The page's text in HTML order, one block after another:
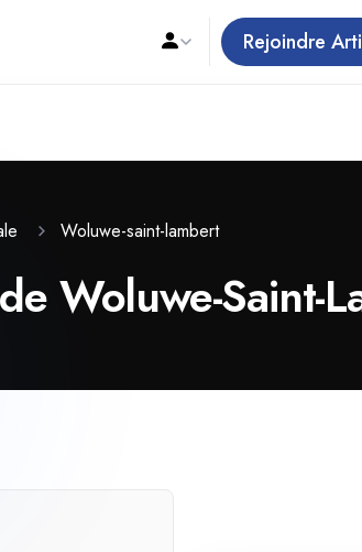
Rejoindre
Woluwe-saint-lambert
Woluwe-Saint-